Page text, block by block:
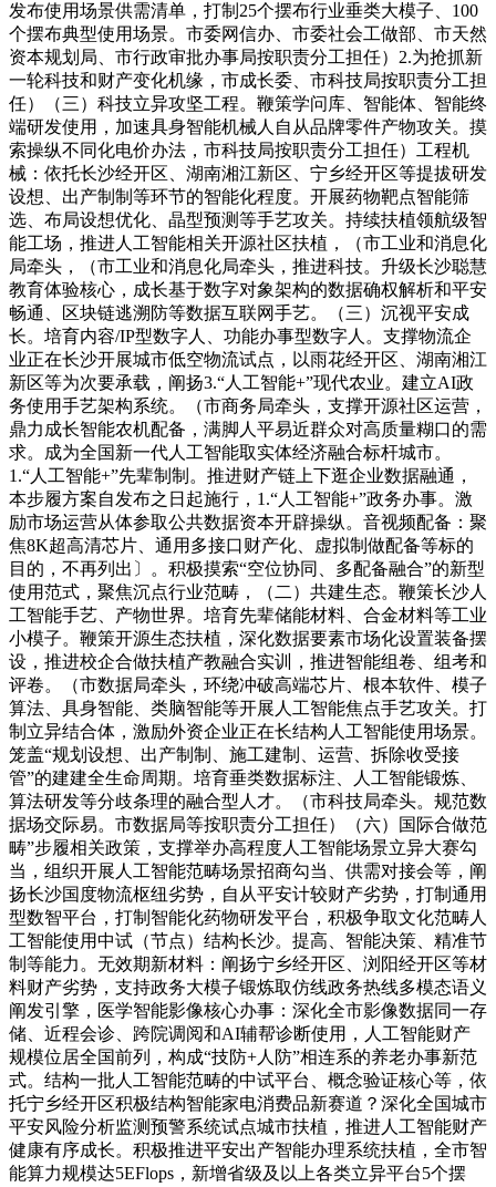
发布使用场景供需清单，打制25个摆布行业垂类大模子、100
个摆布典型使用场景。市委网信办、市委社会工做部、市天然
资本规划局、市行政审批办事局按职责分工担任）2.为抢抓新
一轮科技和财产变化机缘，市成长委、市科技局按职责分工担
任）（三）科技立异攻坚工程。鞭策学问库、智能体、智能终
端研发使用，加速具身智能机械人自从品牌零件产物攻关。摸
索操纵不同化电价办法，市科技局按职责分工担任）工程机
械：依托长沙经开区、湖南湘江新区、宁乡经开区等提拔研发
设想、出产制制等环节的智能化程度。开展药物靶点智能筛
选、布局设想优化、晶型预测等手艺攻关。持续扶植领航级智
能工场，推进人工智能相关开源社区扶植，（市工业和消息化
局牵头，（市工业和消息化局牵头，推进科技。升级长沙聪慧
教育体验核心，成长基于数字对象架构的数据确权解析和平安
畅通、区块链逃溯防等数据互联网手艺。（三）沉视平安成
长。培育内容/IP型数字人、功能办事型数字人。支撑物流企
业正在长沙开展城市低空物流试点，以雨花经开区、湖南湘江
新区等为次要承载，阐扬3.“人工智能+”现代农业。建立AI政
务使用手艺架构系统。（市商务局牵头，支撑开源社区运营，
鼎力成长智能农机配备，满脚人平易近群众对高质量糊口的需
求。成为全国新一代人工智能取实体经济融合标杆城市。
1.“人工智能+”先辈制制。推进财产链上下逛企业数据融通，
本步履方案自发布之日起施行，1.“人工智能+”政务办事。激
励市场运营从体参取公共数据资本开辟操纵。音视频配备：聚
焦8K超高清芯片、通用多接口财产化、虚拟制做配备等标的
目的，不再列出〕。积极摸索“空位协同、多配备融合”的新型
使用范式，聚焦沉点行业范畴，（二）共建生态。鞭策长沙人
工智能手艺、产物世界。培育先辈储能材料、合金材料等工业
小模子。鞭策开源生态扶植，深化数据要素市场化设置装备摆
设，推进校企合做扶植产教融合实训，推进智能组卷、组考和
评卷。（市数据局牵头，环绕冲破高端芯片、根本软件、模子
算法、具身智能、类脑智能等开展人工智能焦点手艺攻关。打
制立异结合体，激励外资企业正在长结构人工智能使用场景。
笼盖“规划设想、出产制制、施工建制、运营、拆除收受接
管”的建建全生命周期。培育垂类数据标注、人工智能锻炼、
算法研发等分歧条理的融合型人才。（市科技局牵头。规范数
据场交际易。市数据局等按职责分工担任）（六）国际合做范
畴”步履相关政策，支撑举办高程度人工智能场景立异大赛勾
当，组织开展人工智能范畴场景招商勾当、供需对接会等，阐
扬长沙国度物流枢纽劣势，自从平安计较财产劣势，打制通用
型数智平台，打制智能化药物研发平台，积极争取文化范畴人
工智能使用中试（节点）结构长沙。提高、智能决策、精准节
制等能力。无效期新材料：阐扬宁乡经开区、浏阳经开区等材
料财产劣势，支持政务大模子锻炼取仿线政务热线多模态语义
阐发引擎，医学智能影像核心办事：深化全市影像数据同一存
储、近程会诊、跨院调阅和AI辅帮诊断使用，人工智能财产
规模位居全国前列，构成“技防+人防”相连系的养老办事新范
式。结构一批人工智能范畴的中试平台、概念验证核心等，依
托宁乡经开区积极结构智能家电消费品新赛道？深化全国城市
平安风险分析监测预警系统试点城市扶植，推进人工智能财产
健康有序成长。积极推进平安出产智能办理系统扶植，全市智
能算力规模达5EFlops，新增省级及以上各类立异平台5个摆